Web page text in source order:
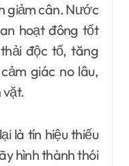
giảm cân. Nước
hoạt đông tốt
độc tố, tăng
giác no lâu,
vặt.
là tín hiệu thiếu
hình thành thói